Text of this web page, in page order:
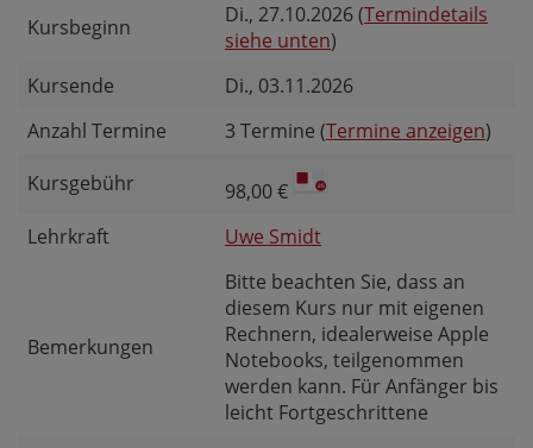
Kursbeginn Di., 27.10.2026 (Termindetails
siehe unten)
Kursende
Di., 03.11.2026
Anzahl Termine
3 Termine (Termine anzeigen)
Kursgebühr
98,00 €
Lehrkraft
Uwe Smidt
Bemerkungen
Bitte beachten Sie, dass an
diesem Kurs nur mit eigenen
Rechnern, idealerweise Apple
Notebooks, teilgenommen
werden kann. Für Anfänger bis
leicht Fortgeschrittene